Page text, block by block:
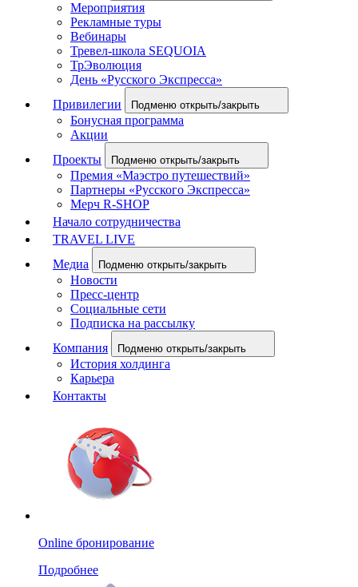
Мероприятия
Рекламные туры
Вебинары
Тревел-школа SEQUOIA
ТрЭволюция
День «Русского Экспресса»
Привилегии
Подменю открыть/закрыть
Бонусная программа
Акции
Проекты
Подменю открыть/закрыть
Премия «Маэстро путешествий»
Партнеры «Русского Экспресса»
Мерч R-SHOP
Начало сотрудничества
TRAVEL LIVE
Медиа
Подменю открыть/закрыть
Новости
Пресс-центр
Социальные сети
Подписка на рассылку
Компания
Подменю открыть/закрыть
История холдинга
Карьера
Контакты
Online бронирование
Подробнее